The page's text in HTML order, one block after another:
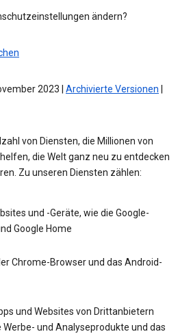
ändern?
2023 | Archivierte Versionen
von Diensten, die Millionen von
die Welt ganz neu zu entdecken
Zu unseren Diensten zählen:
und -Geräte, wie die Google-
Google Home
Chrome-Browser und das Android-
und Websites von Drittanbietern
und Analyseprodukte und das